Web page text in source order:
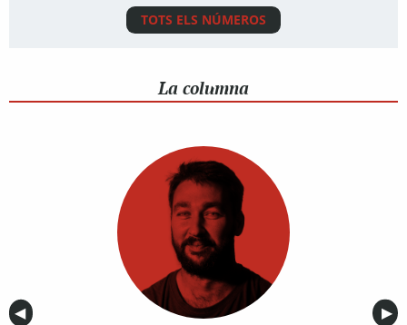
TOTS ELS NÚMEROS
La columna
Anterior
◀︎ ▶︎